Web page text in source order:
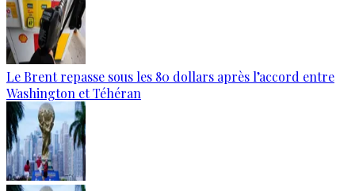
Le Brent repasse sous les 80 dollars après l’accord entre
Washington et Téhéran